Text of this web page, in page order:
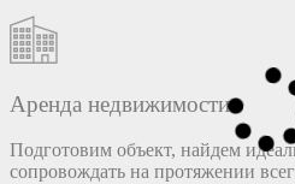
Аренда недвижимости
Подготовим объект, найдем
сопровождать на протяжении